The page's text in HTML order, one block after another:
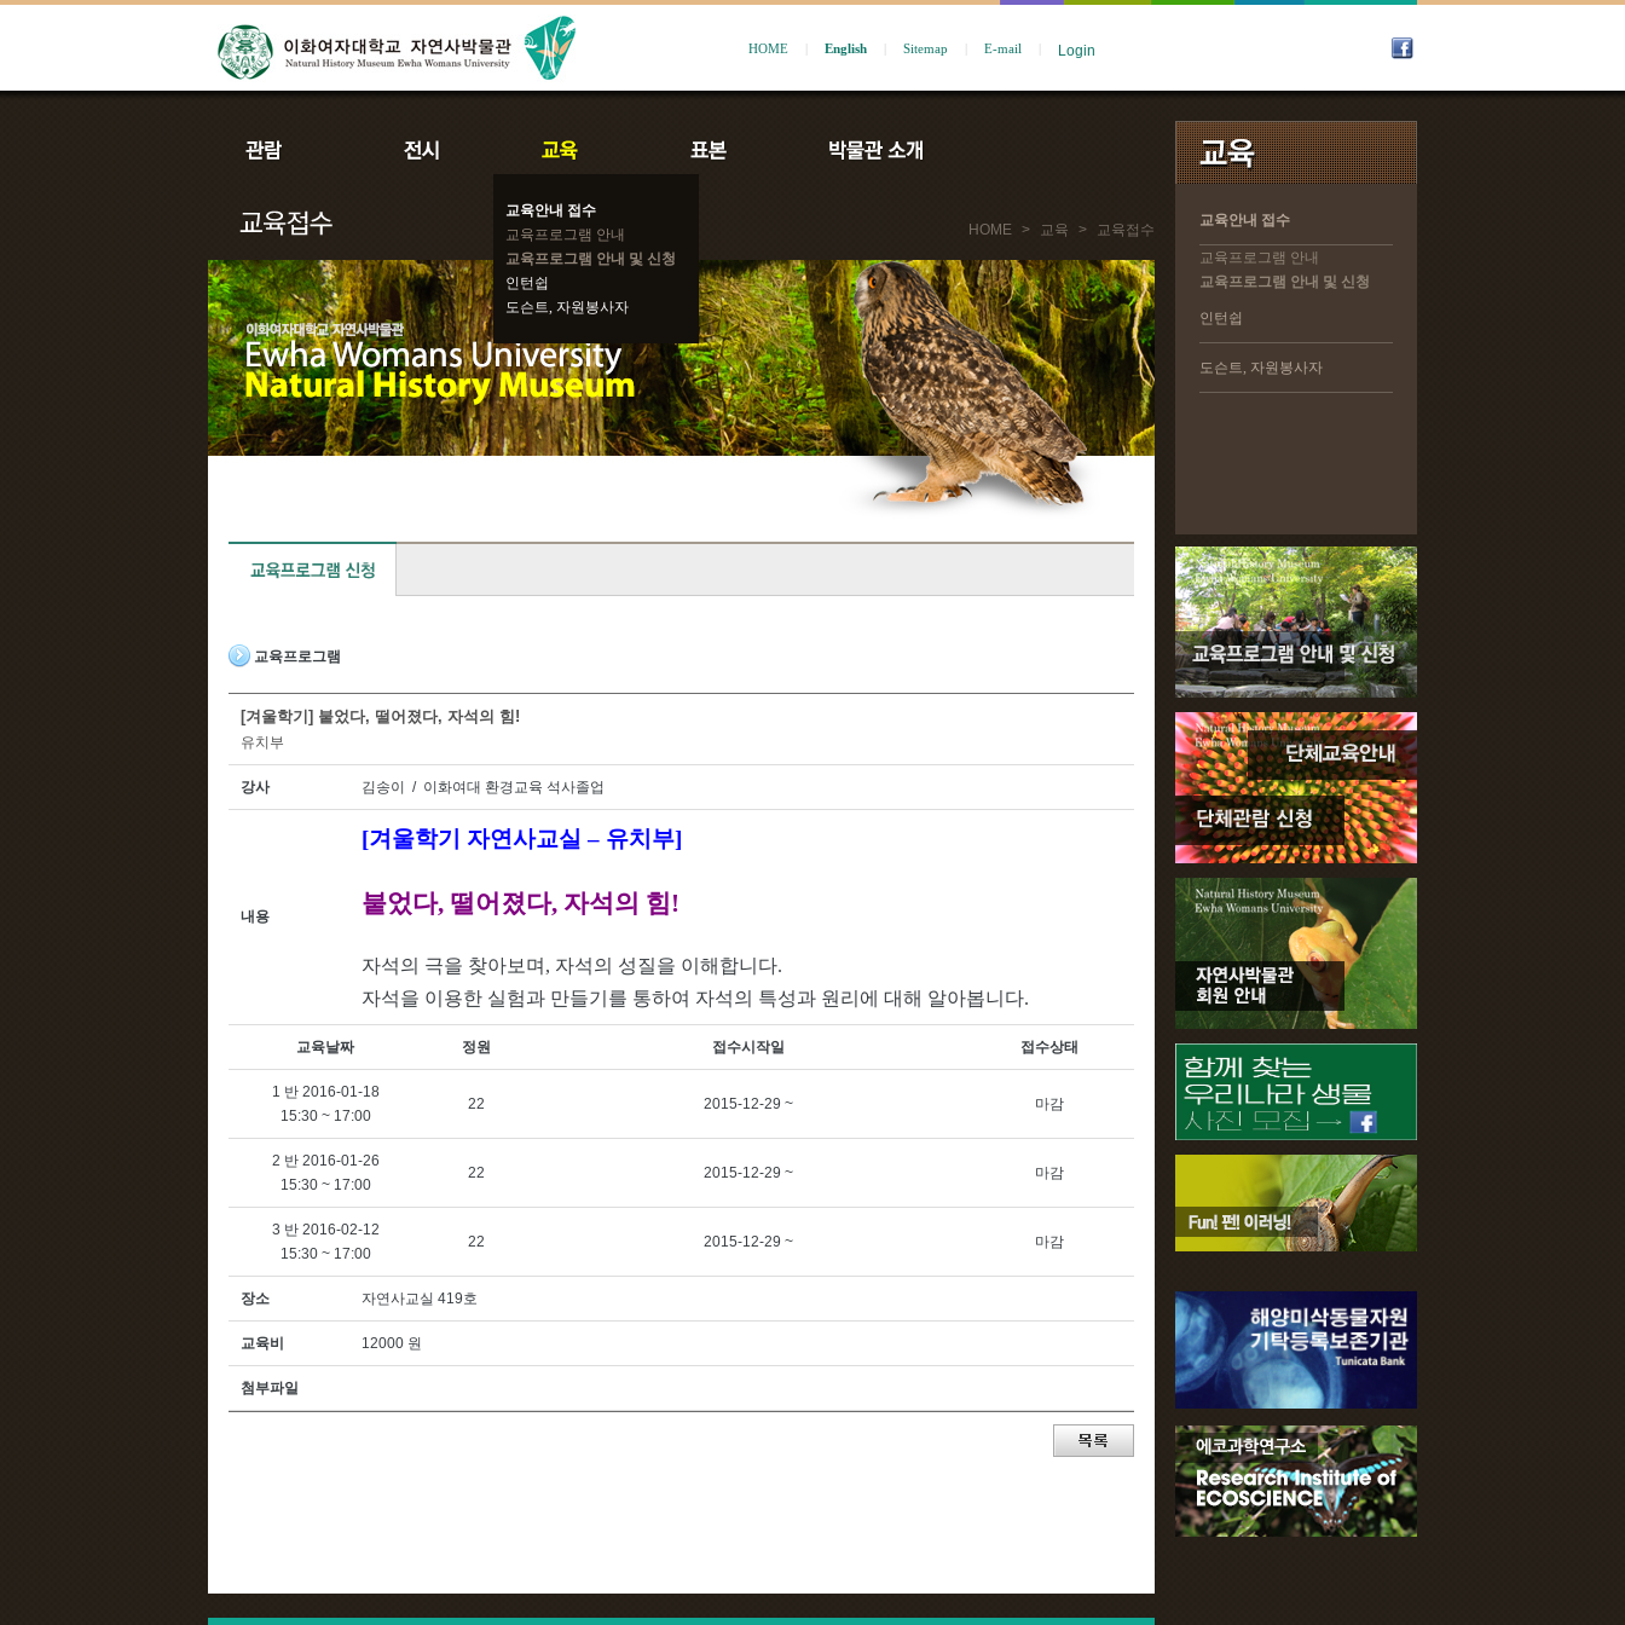
HOME English Sitemap E-mail
교육안내 접수
교육프로그램 안내
교육프로그램 안내 및 신청
인턴쉽
도슨트, 자원봉사자
교육안내 접수
교육프로그램 안내
교육프로그램 안내 및 신청
인턴쉽
도슨트, 자원봉사자
교육안내 접수
교육프로그램 안내
교육프로그램 안내 및 신청
인턴쉽
도슨트, 자원봉사자
HOME > 교육 > 교육접수
교육프로그램
[겨울학기] 붙었다, 떨어졌다, 자석의 힘!
유치부
강사 김송이 / 이화여대 환경교육 석사졸업
내용
[겨울학기 자연사교실– 유치부]
붙었다, 떨어졌다, 자석의 힘!
자석의 극을 찾아보며 , 자석의 성질을 이해합니다.
자석을 이용한 실험과 만들기를 통하여 자석의 특성과 원리에 대해 알아봅니다.
교육날짜 정원 접수시작일 접수상태
1 반 2016-01-18
15:30 ~ 17:00
22 2015-12-29 ~ 마감
2 반 2016-01-26
15:30 ~ 17:00
22 2015-12-29 ~ 마감
3 반 2016-02-12
15:30 ~ 17:00
22 2015-12-29 ~ 마감
장소 자연사교실 419호
교육비 12000 원
첨부파일